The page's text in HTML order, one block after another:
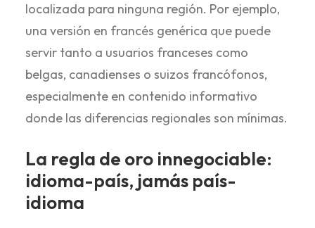
localizada para ninguna región. Por ejemplo,
una versión en francés genérica que puede
servir tanto a usuarios franceses como
belgas, canadienses o suizos francófonos,
especialmente en contenido informativo
donde las diferencias regionales son mínimas.
La regla de oro innegociable:
idioma-país, jamás país-
idioma